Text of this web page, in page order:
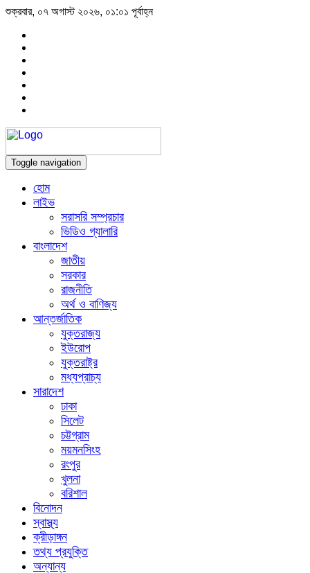
শুক্রবার, ০৭ অগাস্ট ২০২৬, ০১:০১ পূর্বাহ্ন
Toggle navigation
হোম
লাইভ
সরাসরি সম্প্রচার
ভিডিও গ্যালারি
বাংলাদেশ
জাতীয়
সরকার
রাজনীতি
অর্থ ও বাণিজ্য
আন্তর্জাতিক
যুক্তরাজ্য
ইউরোপ
যুক্তরাষ্ট্র
মধ্যপ্রাচ্য
সারাদেশ
ঢাকা
সিলেট
চট্টগ্রাম
ময়মনসিংহ
রংপুর
খুলনা
বরিশাল
বিনোদন
স্বাস্থ্য
ক্রীড়াঙ্গন
তথ্য প্রযুক্তি
অন্যান্য